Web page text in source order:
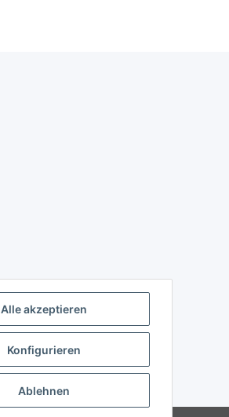
Alle akzeptieren
Konfigurieren
Ablehnen